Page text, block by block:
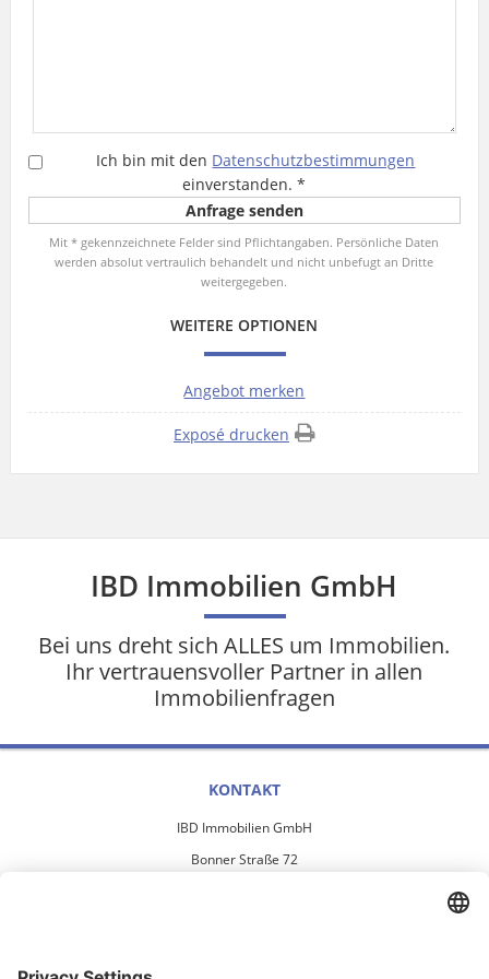
Ich bin mit den Datenschutzbestimmungen
einverstanden.*
Mit * gekennzeichnete Felder sind Pflichtangaben. Persönliche Daten
werden absolut vertraulich behandelt und nicht unbefugt an Dritte
weitergegeben.
WEITERE OPTIONEN
Angebot merken
Exposé drucken
IBD Immobilien GmbH
Bei uns dreht sich ALLES um Immobilien.
Ihr vertrauensvoller Partner in allen
Immobilienfragen
KONTAKT
IBD Immobilien GmbH
Bonner Straße 72